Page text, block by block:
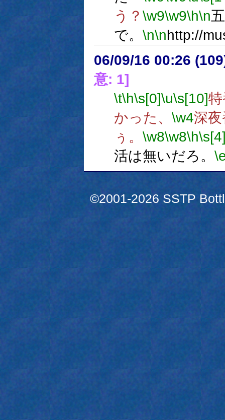
う？ \w9\w9\h\n
で。 \n\nhttp://
06/09/16 00:26
意: 1]
\t\h\s[0]\u\s[10]
かった、 \w4深
ぅ。 \w8\w8\h
活は無いだろ。
©2001-2026 SSTP